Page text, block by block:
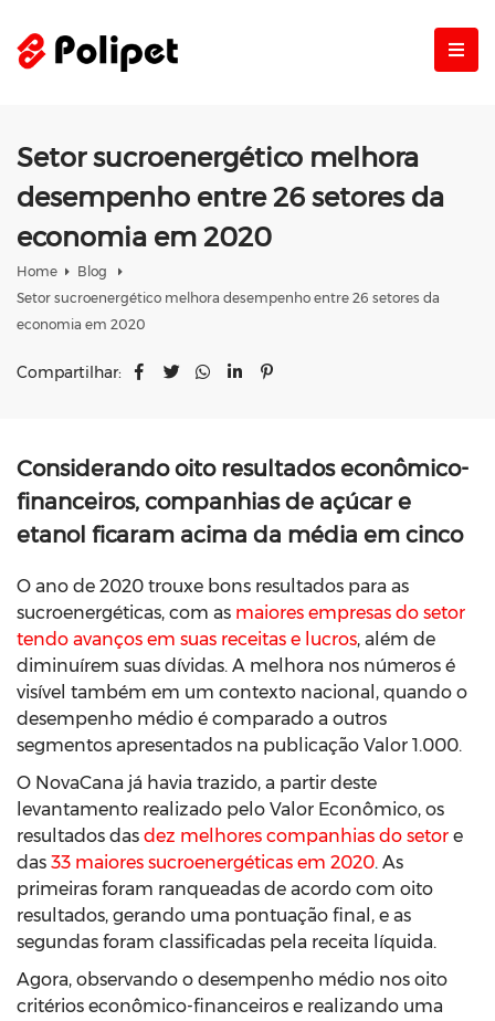
Setor sucroenergético melhora
desempenho entre 26 setores da
economia em 2020
Home
Blog
Setor sucroenergético melhora desempenho entre 26 setores da
economia em 2020
Compartilhar:
Considerando oito resultados econômico-
financeiros, companhias de açúcar e
etanol ficaram acima da média em cinco
O ano de 2020 trouxe bons resultados para as
sucroenergéticas, com as maiores empresas do setor
tendo avanços em suas receitas e lucros, além de
diminuírem suas dívidas. A melhora nos números é
visível também em um contexto nacional, quando o
desempenho médio é comparado a outros
segmentos apresentados na publicação Valor 1.000.
O NovaCana já havia trazido, a partir deste
levantamento realizado pelo Valor Econômico, os
resultados das dez melhores companhias do setor e
das 33 maiores sucroenergéticas em 2020. As
primeiras foram ranqueadas de acordo com oito
resultados, gerando uma pontuação final, e as
segundas foram classificadas pela receita líquida.
Agora, observando o desempenho médio nos oito
critérios econômico-financeiros e realizando uma